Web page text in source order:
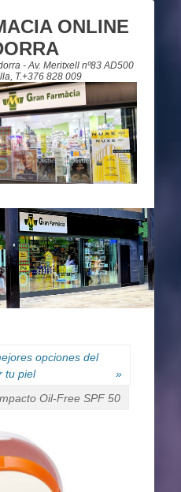
ONLINE
- Av. Meritxell nº83 AD500
T.+376 828 009
opciones del
tu piel
»
Oil-Free SPF 50